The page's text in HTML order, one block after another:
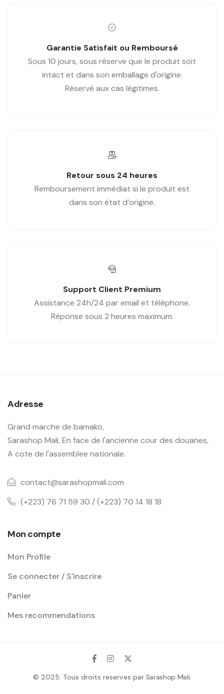
Garantie Satisfait ou Remboursé
Sous 10 jours, sous réserve que le produit soit
intact et dans son emballage d'origine.
Réservé aux cas légitimes.
Retour sous 24 heures
Remboursement immédiat si le produit est
dans son état d’origine.
Support Client Premium
Assistance 24h/24 par email et téléphone.
Réponse sous 2 heures maximum.
Adresse
Grand marche de bamako,
Sarashop Mali, En face de l'ancienne cour des douanes,
A cote de l'assemblee nationale.
contact@sarashopmali.com
(+223) 76 71 59 30 / (+223) 70 14 18 18
Mon compte
Mon Profile
Se connecter / S'inscrire
Panier
Mes recommendations
© 2025. Tous droits reserves par Sarashop Mali.